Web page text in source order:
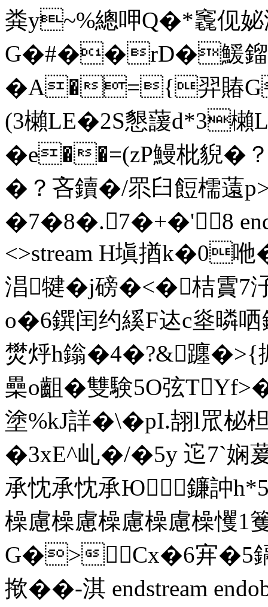
粪y~%總呷Q�*竁伣
G�#��rD�鰀鎦�
�A�={羿賰G炍
(3櫴LE�2S懇蘐d*3
�e��=(zP鰻枇貎�
�？吝鑟�/眔臼餖檽薳
�7�8�.7�+�'8
<>stream H塡揂k�0咃
淐犍�j磅�<�桔霣7
o�6鐉闰约縘F迏c烾暽
燓烀h鎓�4�?&躔
櫐o齟�雙験5O弦
塗%kJ詳 �\� pI.翓l罛柲
�3xE^乢�/�5y 迱7`娴
承忱承忱承Ю鐮訲
橾慮橾慮橾慮橾慮橾戄1
G�>Cx�6宑�5
揿��-淇 endstream